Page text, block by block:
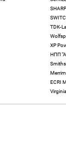
TDK-
XP
НПП
ECRI